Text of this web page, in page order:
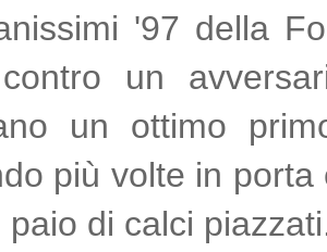
'97 della
un
un ottimo
più volte in
paio di calci